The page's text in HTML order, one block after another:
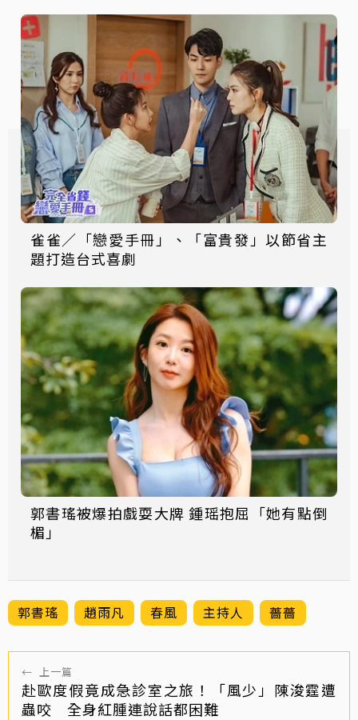
雀雀／「戀愛手冊」、「富貴發」以節省主
題打造台式喜劇
郭書瑤被爆拍戲耍大牌 鍾瑶抱屈「她有點倒
楣」
郭書瑤 趙雨凡 春風 主持人 薔薔
← 上一篇
赴歐度假竟成急診室之旅！「風少」陳浚霆遭
蟲咬 全身紅腫連說話都困難